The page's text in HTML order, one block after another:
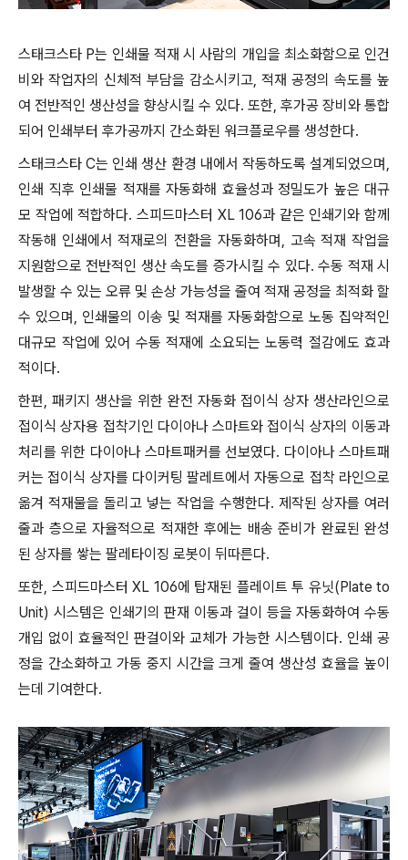
스태크스타 P는 인쇄물 적재 시 사람의 개입을 최소화함으로 인건
비와 작업자의 신체적 부담을 감소시키고, 적재 공정의 속도를 높
여 전반적인 생산성을 향상시킬 수 있다. 또한, 후가공 장비와 통합
되어 인쇄부터 후가공까지 간소화된 워크플로우를 생성한다.
스태크스타 C는 인쇄 생산 환경 내에서 작동하도록 설계되었으며,
인쇄 직후 인쇄물 적재를 자동화해 효율성과 정밀도가 높은 대규
모 작업에 적합하다. 스피드마스터 XL 106과 같은 인쇄기와 함께
작동해 인쇄에서 적재로의 전환을 자동화하며, 고속 적재 작업을
지원함으로 전반적인 생산 속도를 증가시킬 수 있다. 수동 적재 시
발생할 수 있는 오류 및 손상 가능성을 줄여 적재 공정을 최적화 할
수 있으며, 인쇄물의 이송 및 적재를 자동화함으로 노동 집약적인
대규모 작업에 있어 수동 적재에 소요되는 노동력 절감에도 효과
적이다.
한편, 패키지 생산을 위한 완전 자동화 접이식 상자 생산라인으로
접이식 상자용 접착기인 다이아나 스마트와 접이식 상자의 이동과
처리를 위한 다이아나 스마트패커를 선보였다. 다이아나 스마트패
커는 접이식 상자를 다이커팅 팔레트에서 자동으로 접착 라인으로
옮겨 적재물을 돌리고 넣는 작업을 수행한다. 제작된 상자를 여러
줄과 층으로 자율적으로 적재한 후에는 배송 준비가 완료된 완성
된 상자를 쌓는 팔레타이징 로봇이 뒤따른다.
또한, 스피드마스터 XL 106에 탑재된 플레이트 투 유닛(Plate to
Unit) 시스템은 인쇄기의 판재 이동과 걸이 등을 자동화하여 수동
개입 없이 효율적인 판걸이와 교체가 가능한 시스템이다. 인쇄 공
정을 간소화하고 가동 중지 시간을 크게 줄여 생산성 효율을 높이
는데 기여한다.